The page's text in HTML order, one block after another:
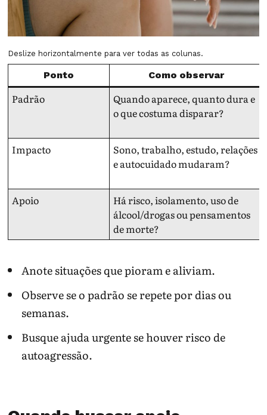
Deslize horizontalmente para ver todas as colunas.
Ponto Como observar
Padrão
Quando aparece, quanto dura e
o que costuma disparar?
Impacto
Sono, trabalho, estudo, relações
e autocuidado mudaram?
Apoio
Há risco, isolamento, uso de
álcool/drogas ou pensamentos
de morte?
Anote situações que pioram e aliviam.
Observe se o padrão se repete por dias ou
semanas.
Busque ajuda urgente se houver risco de
autoagressão.